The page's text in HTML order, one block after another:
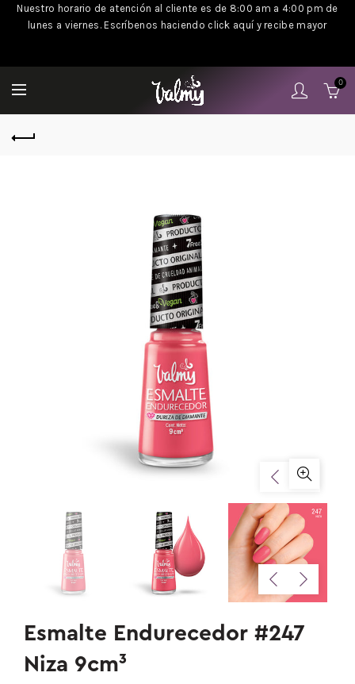
Nuestro horario de atención al cliente es de 8:00 am a 4:00 pm de
lunes a viernes. Escríbenos haciendo click aquí y recibe mayor
0
Esmalte Endurecedor #247
Niza 9cm³